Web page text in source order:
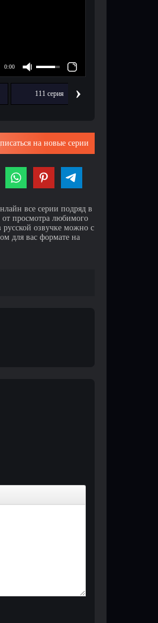
111 серия ›
на новые серии
все серии подряд в
от просмотра любимого
озвучке можно с
для вас формате на